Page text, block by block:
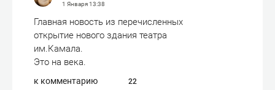
1 Января13:38
Главная новость из перечисленных
открытие нового здания театра
им.Камала.
Это на века.
к комментарию 22